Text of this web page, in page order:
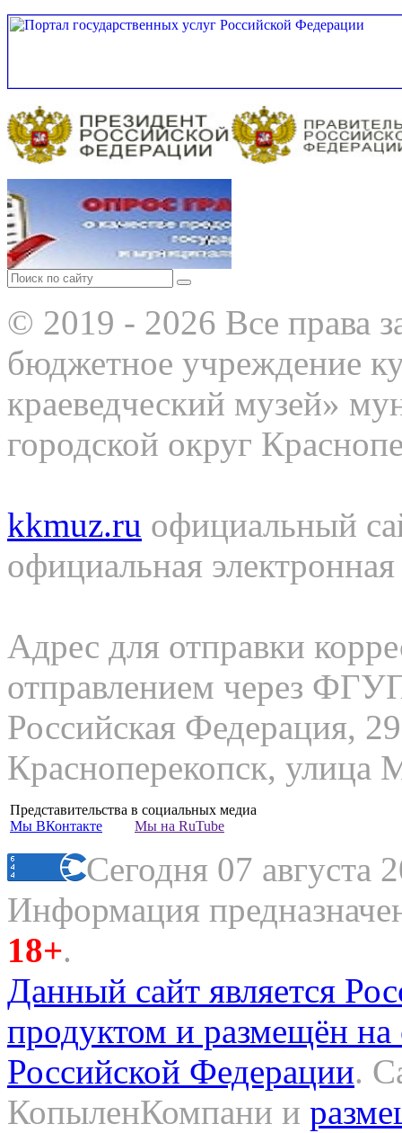
© 2019 - 2026 Все права
бюджетное учреждение
краеведческий музей»
городской округ
kkmuz.ru официальный
официальная
Адрес для отправки
отправлением через
Российская Федерация,
Красноперекопск, улица
Представительства в социальных медиа
Мы ВКонтакте Мы на RuTube
Сегодня 07 августа
Информация
18+.
Данный сайт является
продуктом и размещён
Российской Федерации.
КопыленКомпани и